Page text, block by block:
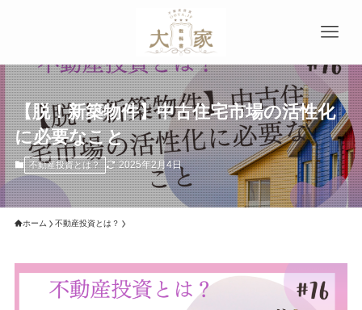
【脱！新築物件】中古住宅市場の活性化
に必要なこと
不動産投資とは？ 2025年2月4日
ホーム 不動産投資とは？